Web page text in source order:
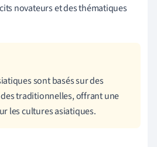
novateurs et des thématiques
sont basés sur des
traditionnelles, offrant une
les cultures asiatiques.